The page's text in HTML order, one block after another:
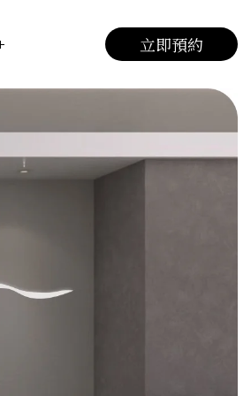
立即預約